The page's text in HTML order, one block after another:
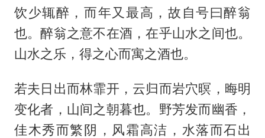
饮少辄醉，而年又最高，故自号曰醉翁
也。醉翁之意不在酒，在乎山水之间也。
山水之乐，得之心而寓之酒也。
若夫日出而林霏开，云归而岩穴暝，晦明
变化者，山间之朝暮也。野芳发而幽香，
佳木秀而繁阴，风霜高洁，水落而石出